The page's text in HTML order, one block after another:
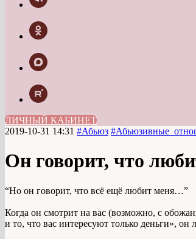
ЛИЧНЫЙ КАБИНЕТ
2019-10-31 14:31 #Абьюз
Он говорит, что
“Но он говорит, что всё ещё любит меня…”
Когда он смотрит на вас (возможно, с
и то, что вас интересуют только деньги», он